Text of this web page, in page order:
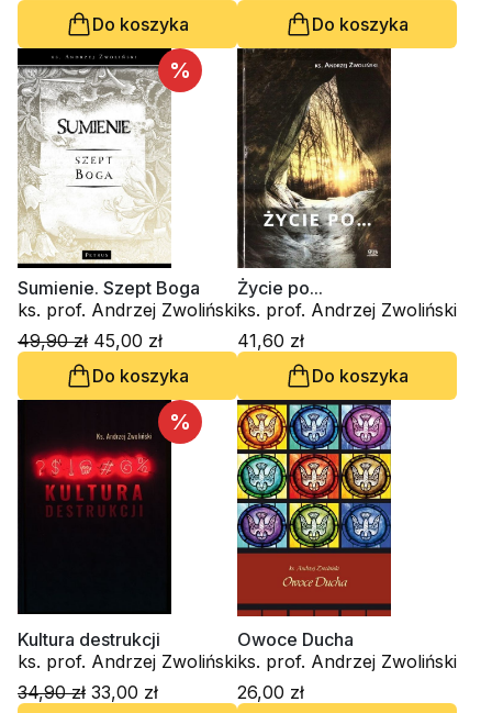
Do koszyka
Do koszyka
%
Sumienie. Szept Boga
ks. prof. Andrzej Zwoliński
49,90 zł 45,00 zł
Do koszyka
Życie po...
ks. prof. Andrzej Zwoliński
41,60 zł
Do koszyka
%
Kultura destrukcji
ks. prof. Andrzej Zwoliński
34,90 zł 33,00 zł
Owoce Ducha
ks. prof. Andrzej Zwoliński
26,00 zł